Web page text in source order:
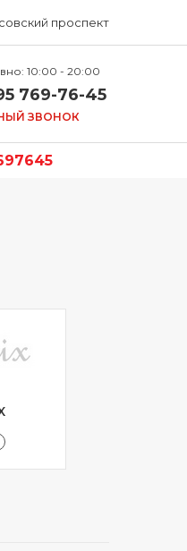
проспект
10:00 - 20:00
769-76-45
ЗВОНОК